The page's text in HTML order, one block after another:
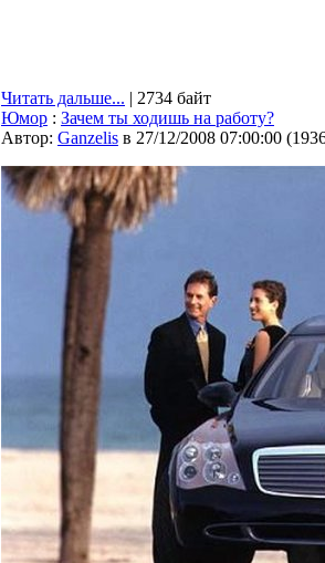
Читать дальше... | 2734 байт
Юмор : Зачем ты ходишь на работу?
Автор: Ganzelis в 27/12/2008 07:00:00 (